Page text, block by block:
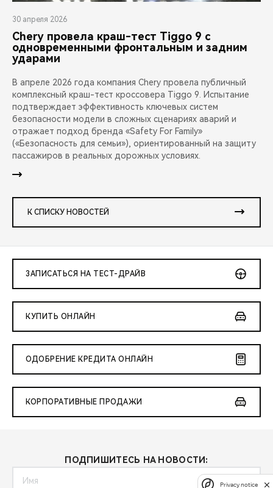
30 апреля 2026
Chery провела краш-тест Tiggo 9 с
одновременными фронтальным и задним
ударами
В апреле 2026 года компания Chery провела публичный
комплексный краш-тест кроссовера Tiggo 9. Испытание
подтверждает эффективность ключевых систем
безопасности модели в сложных сценариях аварий и
отражает подход бренда «Safety For Family»
(«Безопасность для семьи»), ориентированный на защиту
пассажиров в реальных дорожных условиях.
К СПИСКУ НОВОСТЕЙ
ЗАПИСАТЬСЯ НА ТЕСТ-ДРАЙВ
КУПИТЬ ОНЛАЙН
ОДОБРЕНИЕ КРЕДИТА ОНЛАЙН
КОРПОРАТИВНЫЕ ПРОДАЖИ
ПОДПИШИТЕСЬ НА НОВОСТИ:
Privacy notice